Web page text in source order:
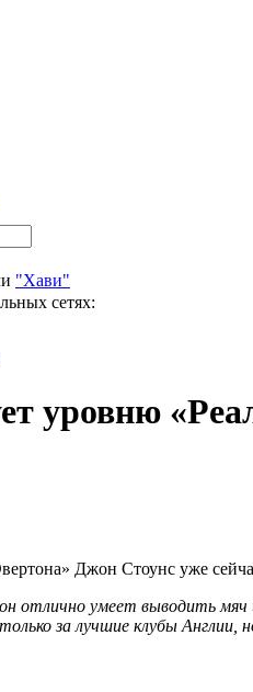
"Хави"
сетях:
уровню
Джон Стоунс уже
умеет выводить мяч
за лучшие клубы